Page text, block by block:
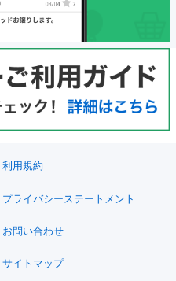
利用規約
プライバシーステートメント
お問い合わせ
サイトマップ